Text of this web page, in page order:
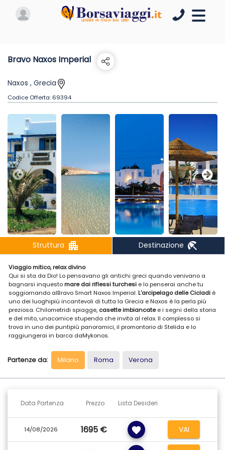
Bravo Naxos Imperial
Naxos , Grecia
Codice Offerta: 69394
Struttura apartment Destinazione beach_access
Viaggio mitico, relax divino
Qui si sta da Dio! Lo pensavano gli antichi greci quando venivano a
bagnarsi inquestomare dai riflessi turchesi e lo penserai anche tu
soggiornando alBravo Smart Naxos Imperial.L’arcipelago delle Cicladi è
uno dei luoghipiù incantevoli di tutta la Grecia e Naxos è la perla più
preziosa. Chilometridi spiagge, casette imbiancatee i segni della storia
e del mito, unacornice stupenda che invita al relax. Il complesso si
trova in uno dei puntipiù panoramici, il promontorio di Stelida e lo
raggiungerai in barca daMykonos.
POSIZIONE E STRUTTURA
I paesaggi suggestivi, le acque turchesi del Mar Egeo, ilcielo limpido e i
è l’isola più grande e più verde dell’arcipelago, famosa per isuoi
questasplendida e armoniosa cornice naturale ospita il Bravo Smart
Naxos Imperial, adue passi dalla spiaggia di Agios Prokopios,
considerata tra le 10 più belledella Grecia. Il complesso sorge sul
promontorio di Stelida e offre unapiacevole atmosfera in ambienti
Partenze da: Milano Roma Verona
Data Partenza Prezzo Lista Desideri
14/08/2026 1695 € favorite VAI